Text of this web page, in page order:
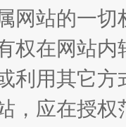
网站的一
权在网站
利用其它
，应在授